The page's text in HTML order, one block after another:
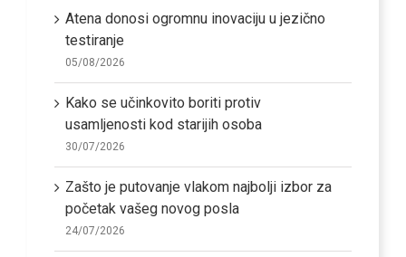
Atena donosi ogromnu inovaciju u jezično
testiranje
05/08/2026
Kako se učinkovito boriti protiv
usamljenosti kod starijih osoba
30/07/2026
Zašto je putovanje vlakom najbolji izbor za
početak vašeg novog posla
24/07/2026